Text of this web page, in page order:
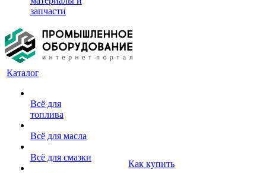
запчасти
Каталог
Всё для
топлива
Всё для масла
Всё для смазки
Как купить